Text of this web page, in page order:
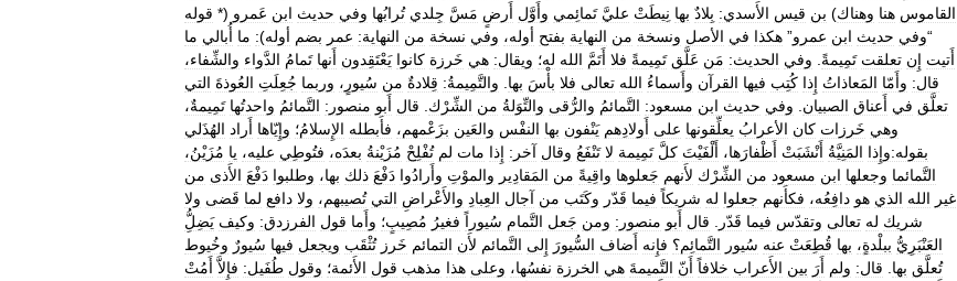
القاموس هنا وهناك) بن قيس الأَسدي: بِلادٌ بها نِيطَتْ عليَّ تَمائِمي وأَوَّل أَرضٍ مَسَّ جِلدي تُرابُها وفي حديث ابن عَمرو (* قوله
“وفي حديث ابن عمرو” هكذا في الأصل ونسخة من النهاية بفتح أوله، وفي نسخة من النهاية: عمر بضم أوله)
: ما أُبالي ما
أَتيت إِن تعلقت تَمِيمةً وفي الحديث: مَن عَلَّق تَمِيمةً فلا أَتَمَّ الله له؛ ويقال: هي خَرزة كانوا يَعْتَقِدون أَنها تَمامُ الدَّواء والشِّفاء،
قال: وأَمّا المَعاذاتُ إِذا كُتِب فيها القرآن وأَسماءُ الله تعالى فلا بأْسَ بها والتَّمِيمةُ: قِلادةٌ من سُيورٍ، وربما جُعِلَتِ العُوذةَ التي
تعلَّق في أَعناق الصبيان وفي حديث ابن مسعود: التَّمائمُ والرُّقى والتِّوَلةُ من الشِّرْك قال أَبو منصور: التَّمائمُ واحدتُها تَمِيمةٌ،
وهي خَرزات كان الأعرابُ يعلِّقونها على أَولادِهم يَنْفون بها النفْس والعَين بزَعْمهم، فأَبطله الإِسلامُ؛ وإِيّاها أَراد الهُذَلي
بقوله:وإِذا المَنِيَّةُ أَنْشَبَتْ أَظْفارَها، أَلْفَيْتَ كلَّ تَمِيمة لا تَنْفَعُ وقال آخر: إِذا مات لم تُفْلِحْ مُزَيْنةُ بعدَه، فتُوطِي عليه، يا مُزَيْنُ،
التَّمائما وجعلها ابن مسعود من الشِّرْك لأَنهم جَعلوها واقِيةً من المَقادِير والموْتِ وأَرادُوا دَفْعَ ذلك بها، وطلبوا دَفْعَ الأَذى من
غير الله الذي هو دافِعُه، فكأَنهم جعلوا له شريكاً فيما قَدّر وكَتَب من آجال العِبادِ والأَعْراضِ التي تُصيبهم، ولا دافع لما قَضى ولا
شريك له تعالى وتقدّس فيما قَدّر قال أَبو منصور: ومن جَعل التَّمام سُيوراً فغيرُ مُصِيبٍ؛ وأَما قول الفرزدق: وكيف يَضِلُِّ
العَنْبَرِيُّ ببلْدةٍ، بها قُطِعَتْ عنه سُيور التَّمائِم؟ فإِنه أَضاف السُّيورَ إِلى التَّمائم لأَن التمائم خَرز تُثْقَب ويجعل فيها سُيورٌ وخُيوط
تُعلَّق بها قال: ولم أَرَ بين الأَعراب خلافاً أَنّ التَّميمةَ هي الخرزة نفسُها، وعلى هذا مذهب قول الأَئمة؛ وقول طُفَيل: فإِلاَّ أَمُتْ